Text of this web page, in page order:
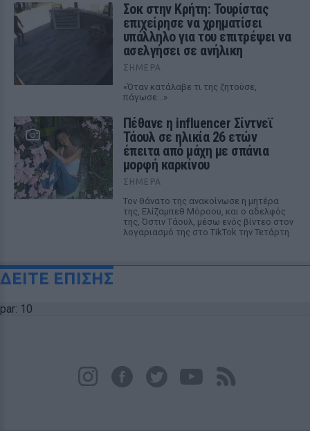
Σοκ στην Κρήτη: Τουρίστας
επιχείρησε να χρηματίσει
υπάλληλο για του επιτρέψει να
ασελγήσει σε ανήλικη
ΣΉΜΕΡΑ
«Όταν κατάλαβε τι της ζητούσε,
πάγωσε...»
Πέθανε η influencer Σίντνεϊ
Τάουλ σε ηλικία 26 ετών
έπειτα από μάχη με σπάνια
μορφή καρκίνου
ΣΉΜΕΡΑ
Τον θάνατο της ανακοίνωσε η μητέρα
της, Ελίζαμπεθ Μόροου, και ο αδελφός
της, Όστιν Τάουλ, μέσω ενός βίντεο στον
λογαριασμό της στο TikTok την Τετάρτη
ΔΕΙΤΕ ΕΠΙΣΗΣ
par: 10